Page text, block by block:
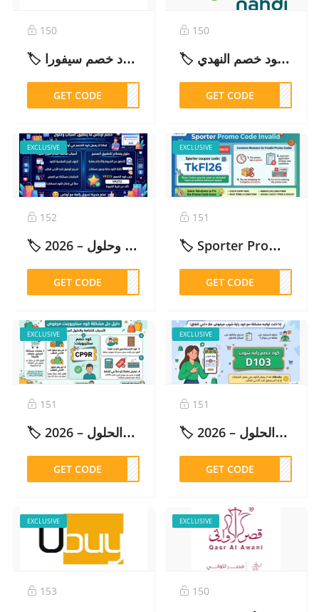
150
🏷️ كود خصم سيفورا (FW5) حتى 70% على جميع المنتجات – 2026
GET CODE
150
🏷️ كود خصم النهدي P8MO خصم حتى 40% على جميع المنتجات – 2026
GET CODEP8MO
EXCLUSIVE
152
🏷️ خصم اوناس ما ينطبق: أسباب وحلول – 2026
GET CODEP272
EXCLUSIVE
151
🏷️ Sporter Promo Code Invalid , provide quick solutions – 2026
GET CODEFL26
EXCLUSIVE
151
🏷️ كود سنتربوينت مرفوض: الأسباب والحلول – 2026
GET CODECP9R
EXCLUSIVE
151
🏷️ كود راية شوب مرفوض: الأسباب والحلول – 2026
GET CODED103
EXCLUSIVE
153
EXCLUSIVE
150